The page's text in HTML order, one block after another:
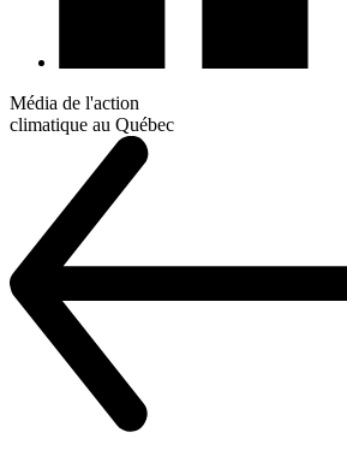
Média de l'action
climatique au Québec